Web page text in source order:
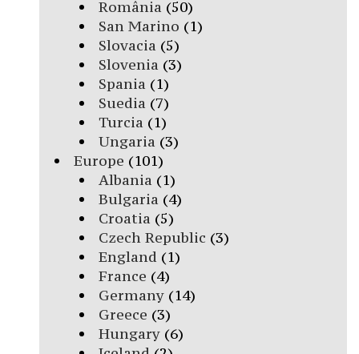
România (50)
San Marino (1)
Slovacia (5)
Slovenia (3)
Spania (1)
Suedia (7)
Turcia (1)
Ungaria (3)
Europe (101)
Albania (1)
Bulgaria (4)
Croatia (5)
Czech Republic (3)
England (1)
France (4)
Germany(14)
Greece (3)
Hungary(6)